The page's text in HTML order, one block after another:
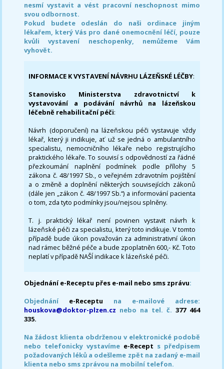
nesmí vystavit a vést pracovní neschopnost mimo
svou odbornost.
Pokud budete odeslán do naši ordinace jiným
lékařem, který Vás pro dané onemocnění léčí, pouze
kvůli vystavení neschopenky, nemůžeme Vám
vyhovět.
INFORMACE K VYSTAVENÍ NÁVRHU LÁZEŇSKÉ LÉČBY:
Stanovisko Ministerstva zdravotnictví k
vystavování a podávání návrhů na lázeňskou
léčebně rehabilitační péči:
Návrh (doporučení) na lázeňskou péči vystavuje vždy
lékař, který ji indikuje, ať už se jedná o ambulantního
specialistu, nemocničního lékaře nebo registrujícího
praktického lékaře. To souvisí s odpovědností za řádné
přezkoumání naplnění podmínek podle přílohy 5
zákona č. 48/1997 Sb., o veřejném zdravotním pojištění
a o změně a doplnění některých souvisejících zákonů
(dále jen „zákon č. 48/1997 Sb.“) a informování pacienta
o tom, zda tyto podmínky jsou/nejsou splněny.
T. j. praktický lékař není povinen vystavit návrh k
lázeňské péči za specialistu, který toto indikuje. V tomto
případě bude úkon považován za administrativní úkon
nad rámec běžné péče a bude zpoplatněn 600,- Kč. Toto
neplatí v případě NAŠÍ indikace k lázeňské péči.
Objednání e-Receptu přes e-mail nebo sms zprávu:
Objednání e-Receptu na e-mailové adrese:
houskova@doktor-plzen.cz nebo na tel. č. 377 464
335.
Na žádost klienta obdrženou v elektronické podobě
nebo telefonicky vystavíme e-Recept s předpisem
požadovaných léků a odešleme zpět na zadaný e-mail
klienta nebo sms zprávou na mobilní telefon.